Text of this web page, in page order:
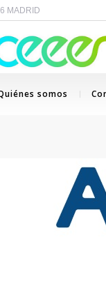
MADRID
somos